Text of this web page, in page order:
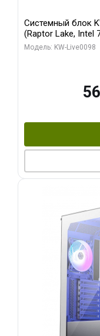
Системный блок
(Raptor Lake, Intel
модуля)/ Afox
Модель: KW-Live0098